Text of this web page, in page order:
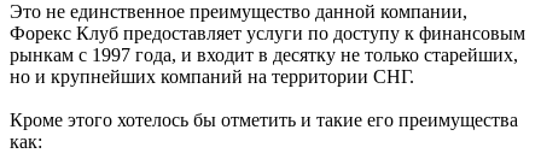
Это не единственное преимущество данной компании,
Форекс Клуб предоставляет услуги по доступу к финансовым
рынкам с 1997 года, и входит в десятку не только старейших,
но и крупнейших компаний на территории СНГ.
Кроме этого хотелось бы отметить и такие его преимущества
как: